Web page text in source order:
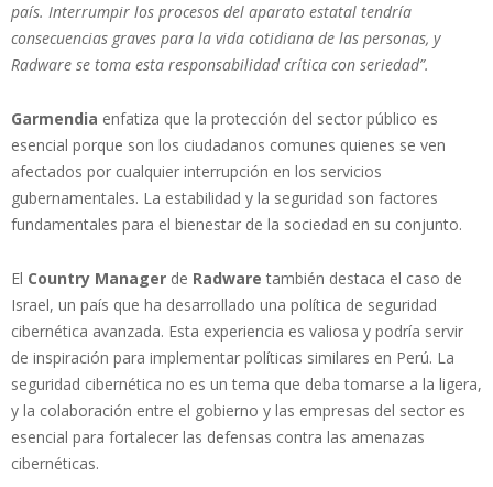
país. Interrumpir los procesos del aparato estatal tendría
consecuencias graves para la vida cotidiana de las personas, y
Radware se toma esta responsabilidad crítica con seriedad”.
Garmendia enfatiza que la protección del sector público es
esencial porque son los ciudadanos comunes quienes se ven
afectados por cualquier interrupción en los servicios
gubernamentales. La estabilidad y la seguridad son factores
fundamentales para el bienestar de la sociedad en su conjunto.
El Country Manager de Radwaretambién destaca el caso de
Israel, un país que ha desarrollado una política de seguridad
cibernética avanzada. Esta experiencia es valiosa y podría servir
de inspiración para implementar políticas similares en Perú. La
seguridad cibernética no es un tema que deba tomarse a la ligera,
y la colaboración entre el gobierno y las empresas del sector es
esencial para fortalecer las defensas contra las amenazas
cibernéticas.